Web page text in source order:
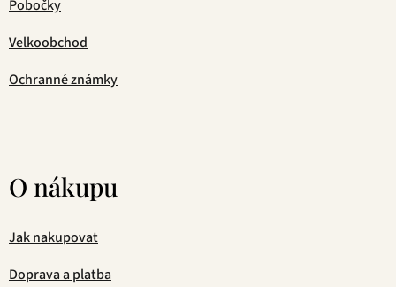
Pobočky
Velkoobchod
Ochranné známky
O nákupu
Jak nakupovat
Doprava a platba